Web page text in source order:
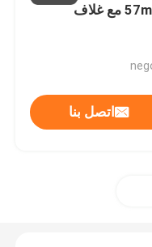
المعادن 19-57mm مع غلاف
اتصل بنا